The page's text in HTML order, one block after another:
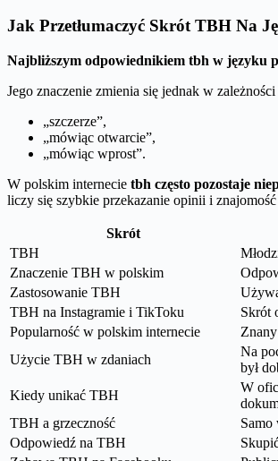
Jak Przetłumaczyć Skrót TBH Na
Najbliższym odpowiednikiem tbh w języku
Jego znaczenie zmienia się jednak w
„szczerze”,
„mówiąc otwarcie”,
„mówiąc wprost”.
W polskim internecie tbh często pozostaje
liczy się szybkie przekazanie opinii i
Skrót
TBH
Znaczenie TBH w polskim
Zastosowanie TBH
TBH na Instagramie i TikToku
Skrót
Popularność w polskim internecie
Użycie TBH w zdaniach
Na
był
Kiedy unikać TBH
W
TBH a grzeczność
Samo
Odpowiedź na TBH